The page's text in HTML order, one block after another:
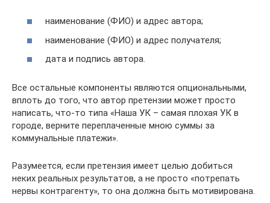
наименование (ФИО) и адрес автора;
наименование (ФИО) и адрес получателя;
дата и подпись автора.
Все остальные компоненты являются опциональными,
вплоть до того, что автор претензии может просто
написать, что-то типа «Наша УК – самая плохая УК в
городе, верните переплаченные мною суммы за
коммунальные платежи».
Разумеется, если претензия имеет целью добиться
неких реальных результатов, а не просто «потрепать
нервы контрагенту», то она должна быть мотивирована.